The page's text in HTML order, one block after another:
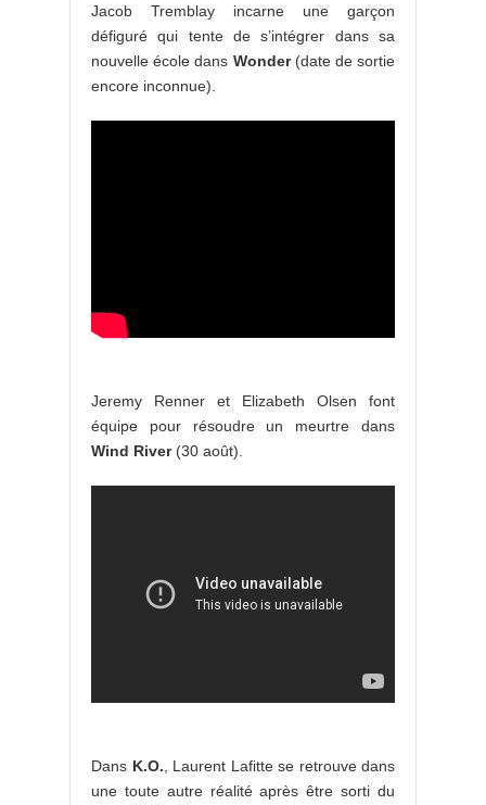
Jacob Tremblay incarne une garçon
défiguré qui tente de s’intégrer dans sa
nouvelle école dans Wonder(date de sortie
encore inconnue).
Jeremy Renner et Elizabeth Olsen font
équipe pour résoudre un meurtre dans
Wind River (30 août).
Dans K.O. , Laurent Lafitte se retrouve dans
une toute autre réalité après être sorti du